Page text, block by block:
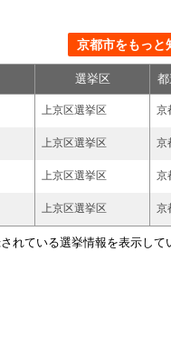
京都市をもっと
選挙区
上京区選挙区 京
上京区選挙区 京
上京区選挙区 京
上京区選挙区 京
れている選挙情報を表示して